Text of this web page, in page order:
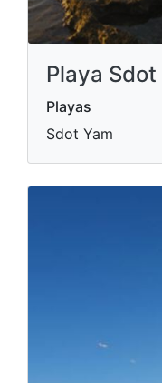
Playa Sdot
Playas
Sdot Yam